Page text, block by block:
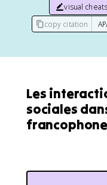
visual
copy citation
Les
sociales